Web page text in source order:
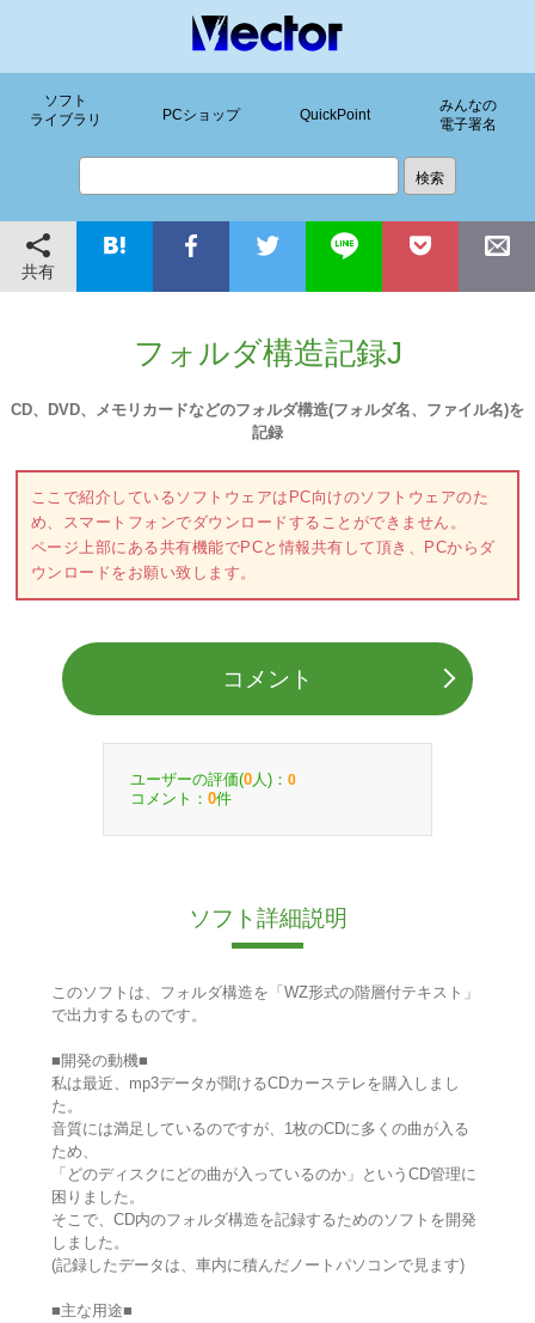
ソフト
ライブラリ
PCショップ QuickPoint
みんなの
電子署名
共有
フォルダ構造記録J
CD、DVD、メモリカードなどのフォルダ構造(フォルダ名、ファイル名)を
記録
ここで紹介しているソフトウェアはPC向けのソフトウェアのた
め、スマートフォンでダウンロードすることができません。
ページ上部にある共有機能でPCと情報共有して頂き、PCからダ
ウンロードをお願い致します。
コメント
ユーザーの評価(0 人)： 0
コメント： 0件
ソフト詳細説明
このソフトは、フォルダ構造を「WZ形式の階層付テキスト」
で出力するものです。
■開発の動機■
私は最近、mp3データが聞けるCDカーステレを購入しまし
た。
音質には満足しているのですが、1枚のCDに多くの曲が入る
ため、
「どのディスクにどの曲が入っているのか」というCD管理に
困りました。
そこで、CD内のフォルダ構造を記録するためのソフトを開発
しました。
(記録したデータは、車内に積んだノートパソコンで見ます)
■主な用途■